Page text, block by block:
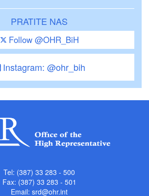
PRATITE NAS
Follow @OHR_BiH
Instagram: @ohr_bih
Tel: (387) 33 283 - 500
Fax: (387) 33 283 - 501
Email: srd@ohr.int